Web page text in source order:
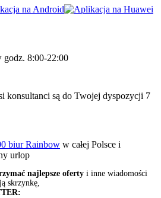
godz. 8:00-22:00
konsultanci są do Twojej dyspozycji 7
biur Rainbow w całej Polsce i
urlop
najlepsze oferty i inne wiadomości
skrzynkę,